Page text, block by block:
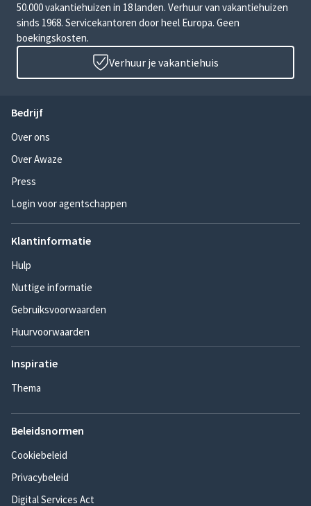
50.000 vakantiehuizen in 18 landen. Verhuur van vakantiehuizen
sinds 1968. Servicekantoren door heel Europa. Geen
boekingskosten.
Verhuur je vakantiehuis
Bedrijf
Over ons
Over Awaze
Press
Login voor agentschappen
Klantinformatie
Hulp
Nuttige informatie
Gebruiksvoorwaarden
Huurvoorwaarden
Inspiratie
Thema
Beleidsnormen
Cookiebeleid
Privacybeleid
Digital Services Act